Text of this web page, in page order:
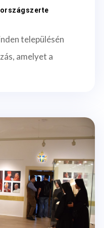
településén
amelyet a